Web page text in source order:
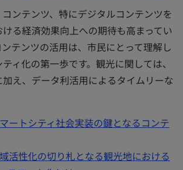
ンテンツ、特にデジタルコンテンツを
る経済効果向上への期待も高まってい
テンツの活用は、市民にとって理解し
ィ化の第一歩です。観光に関しては、
え、データ利活用によるタイムリーな
ートシティ社会実装の鍵となるコンテ
活性化の切り札となる観光地における